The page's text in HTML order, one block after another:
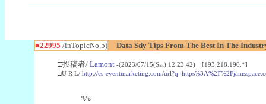
■22995 /inTopicNo.5) Data Sdy Tips From The Best In The
□投稿者/ Lamont -(2023/07/15(Sat) 12:23:42) [193.218.190.*]
□U R L/ http://es-eventmarketing.com/
%%